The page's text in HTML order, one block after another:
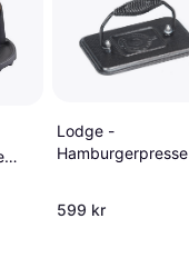
Lodge -
Hamburgerpresse
599 kr